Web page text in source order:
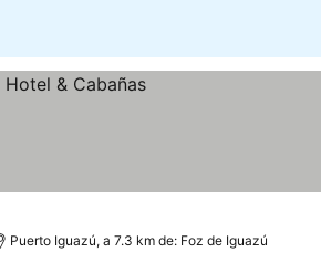
Puerto Iguazú, a 7.3 km de: Foz de Iguazú